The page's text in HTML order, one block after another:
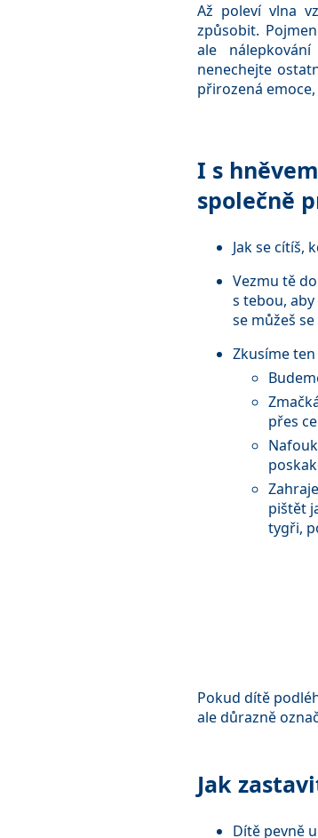
Až poleví vlna
způsobit.
ale
nenechejte
přirozená
I s
společně
Jak se cítíš,
Vezmu tě
s tebou,
se můžeš
Zkusíme
přes
pištět
tygři,
Pokud dítě
ale důrazně
Jak
Dítě pevně